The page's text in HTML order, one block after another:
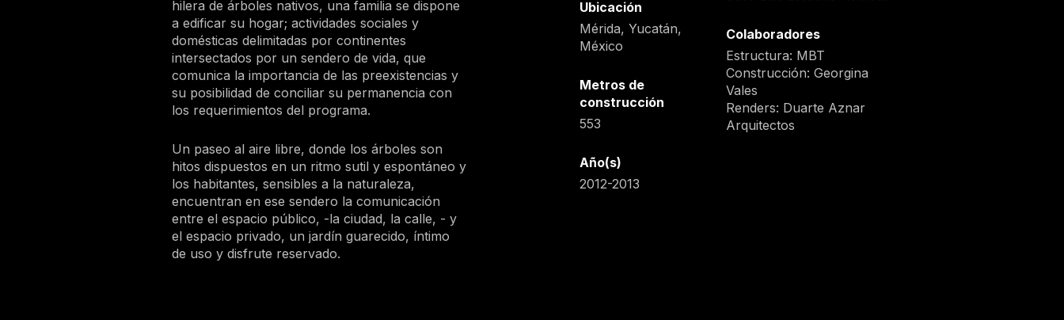
hilera de árboles nativos, una familia se dispone
a edificar su hogar; actividades sociales y
domésticas delimitadas por continentes
intersectados por un sendero de vida, que
comunica la importancia de las preexistencias y
su posibilidad de conciliar su permanencia con
los requerimientos del programa.
Un paseo al aire libre, donde los árboles son
hitos dispuestos en un ritmo sutil y espontáneo y
los habitantes, sensibles a la naturaleza,
encuentran en ese sendero la comunicación
entre el espacio público, -la ciudad, la calle, - y
el espacio privado, un jardín guarecido, íntimo
de uso y disfrute reservado.
Ubicación
Mérida, Yucatán,
México
Metros de
construcción
553
Año(s)
2012-2013
Colaboradores
Estructura: MBT
Construcción: Georgina
Vales
Renders: Duarte Aznar
Arquitectos